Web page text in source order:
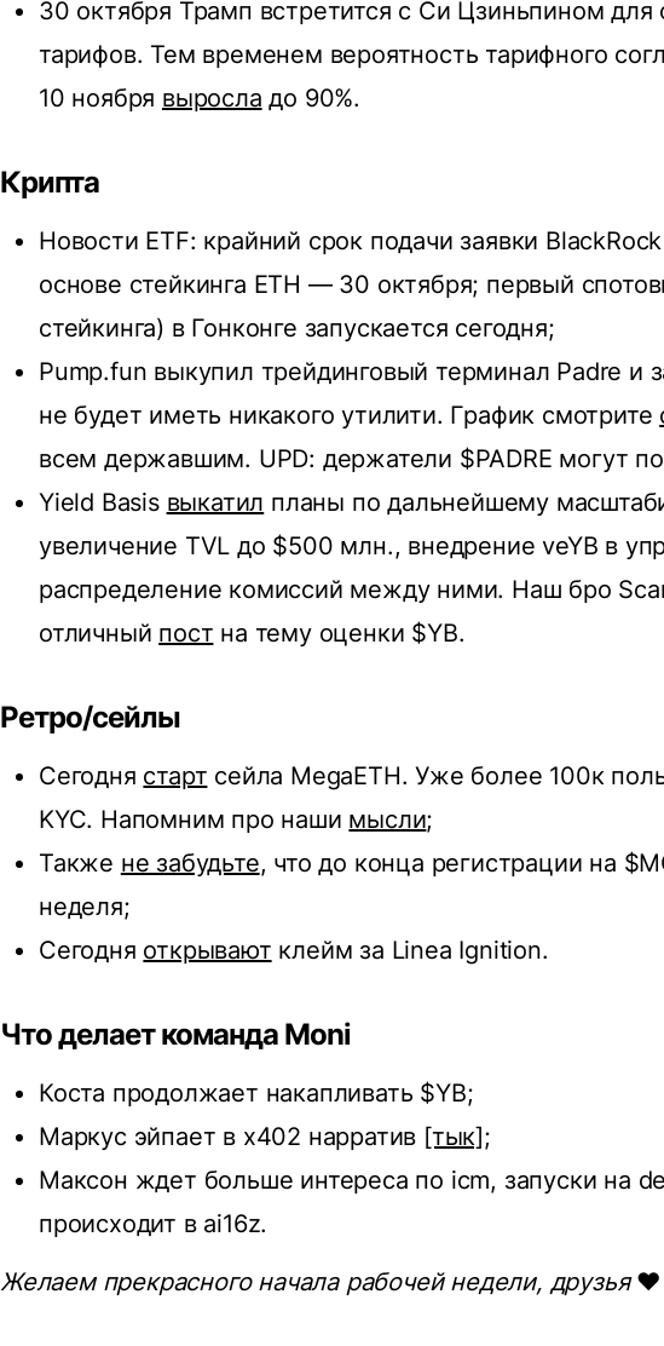
30 октября Трамп встретится с Си Цзиньпином для
тарифов. Тем временем вероятность тарифного
10 ноября выросла до 90%.
Крипта
Новости ETF: крайний срок подачи заявки
основе стейкинга ETH — 30 октября; первый
стейкинга) в Гонконге запускается сегодня;
Pump.fun выкупил трейдинговый терминал Padre и
не будет иметь никакого утилити. График смотрите
всем державшим. UPD: держатели $PADRE могут
Yield Basis выкатил планы по дальнейшему
увеличение TVL до $500 млн., внедрение veYB в
распределение комиссий между ними. Наш бро
отличный пост на тему оценки $YB.
Ретро/сейлы
Сегодня старт сейла MegaETH. Уже более 100к
KYC. Напомним про наши мысли;
Также не забудьте, что до конца регистрации на
неделя;
Сегодня открывают клейм за Linea Ignition.
Что делает команда Moni
Коста продолжает накапливать $YB;
Маркус эйпает в x402 нарратив [тык];
Максон ждет больше интереса по icm, запуски на
происходит в ai16z.
Желаем прекрасного начала рабочей недели, друзья❤️